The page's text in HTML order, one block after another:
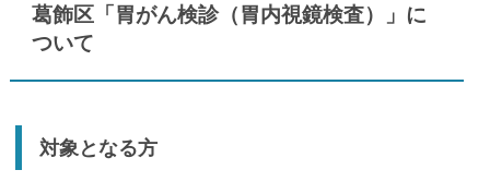
葛飾区「胃がん検診（胃内視鏡検査）」に
ついて
対象となる方